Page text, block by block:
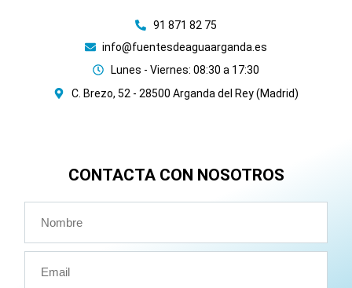
91 871 82 75
info@fuentesdeaguaarganda.es
Lunes - Viernes: 08:30 a 17:30
C. Brezo, 52 - 28500 Arganda del Rey (Madrid)
CONTACTA CON NOSOTROS